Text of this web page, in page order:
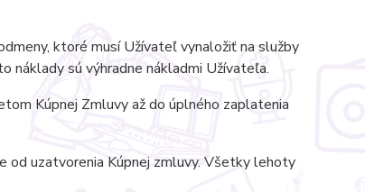
ktoré musí Užívateľ vynaložiť na služby
sú výhradne nákladmi Užívateľa.
Kúpnej Zmluvy až do úplného zaplatenia
uzatvorenia Kúpnej zmluvy. Všetky lehoty